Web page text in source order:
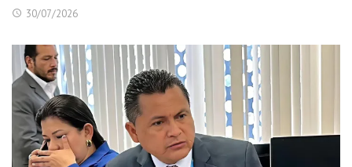
30/07/2026